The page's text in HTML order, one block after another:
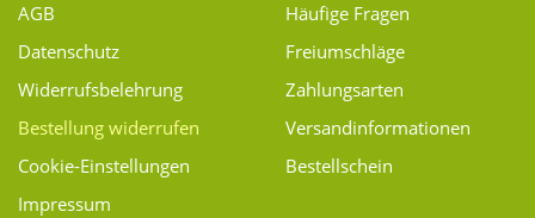
AGB
Datenschutz
Widerrufsbelehrung
Bestellung widerrufen
Cookie-Einstellungen
Impressum
Häufige Fragen
Freiumschläge
Zahlungsarten
Versand­informationen
Bestellschein